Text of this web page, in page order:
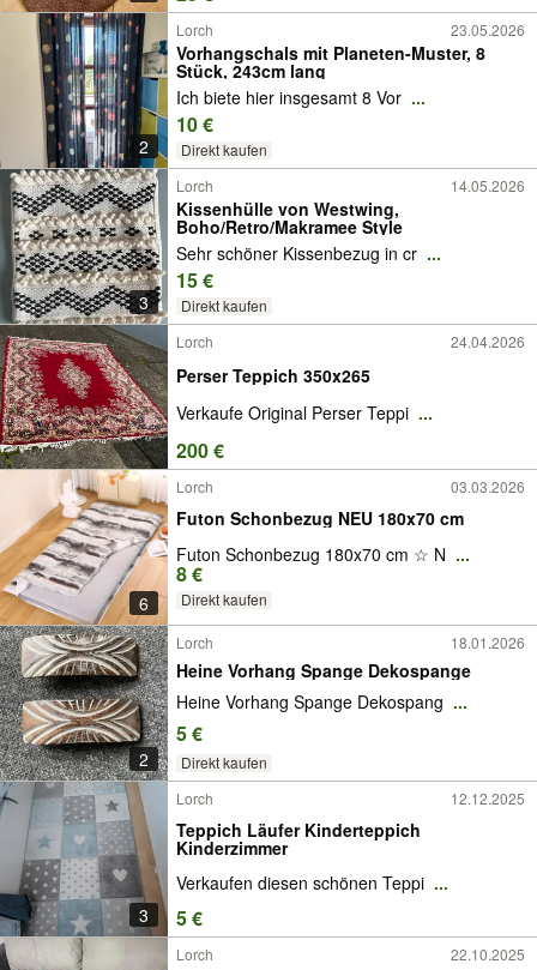
2
Lorch 23.05.2026
Vorhangschals mit Planeten-Muster, 8
Stück, 243cm lang
Ich biete hier insgesamt 8 Vor ...
10 €
Direkt kaufen
3
Lorch 14.05.2026
Kissenhülle von Westwing,
Boho/Retro/Makramee Style
Sehr schöner Kissenbezug in cr ...
15 €
Direkt kaufen
Lorch
24.04.2026
Perser Teppich 350x265
Verkaufe Original Perser Teppi ...
200 €
6
Lorch 03.03.2026
Futon Schonbezug NEU 180x70 cm
Futon Schonbezug 180x70 cm ☆ N ...
8 €
Direkt kaufen
2
Lorch 18.01.2026
Heine Vorhang Spange Dekospange
Heine Vorhang Spange Dekospang ...
5 €
Direkt kaufen
3
Lorch 12.12.2025
Teppich Läufer Kinderteppich
Kinderzimmer
Verkaufen diesen schönen Teppi ...
5 €
Lorch 22.10.2025